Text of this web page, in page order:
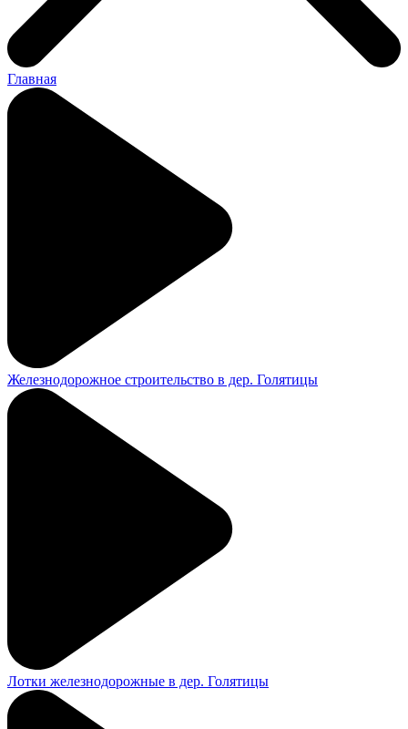
Главная
Железнодорожное строительство в дер. Голятицы
Лотки железнодорожные в дер. Голятицы